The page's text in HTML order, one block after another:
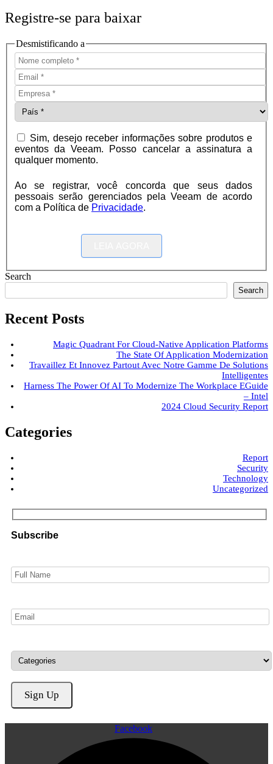
Registre-se para baixar
Desmistificando a
Sim, desejo receber informações sobre produtos e
eventos da Veeam. Posso cancelar a assinatura a
qualquer momento.
Ao se registrar, você concorda que seus dados
pessoais serão gerenciados pela Veeam de acordo
com a Política de Privacidade.
Search
Search
Recent Posts
Magic Quadrant For Cloud-Native Application Platforms
The State Of Application Modernization
Travaillez Et Innovez Partout Avec Notre Gamme De Solutions
Intelligentes
Harness The Power Of AI To Modernize The Workplace EGuide
– Intel
2024 Cloud Security Report
Categories
Report
Security
Technology
Uncategorized
Subscribe
Facebook